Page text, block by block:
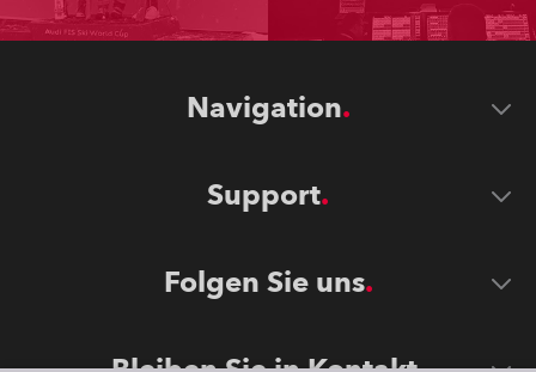
Navigation
Support
Folgen Sie uns